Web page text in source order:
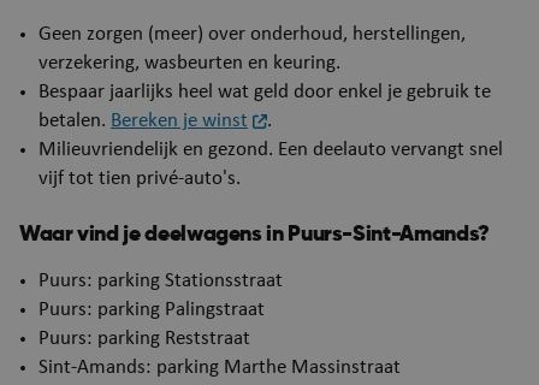
Geen zorgen (meer) over onderhoud, herstellingen,
verzekering, wasbeurten en keuring.
Bespaar jaarlijks heel wat geld door enkel je gebruik te
betalen. Bereken je winst
.
Milieuvriendelijk en gezond. Een deelauto vervangt snel
vijf tot tien privé-auto's.
Waar vind je deelwagens in Puurs-Sint-Amands?
Puurs: parking Stationsstraat
Puurs: parking Palingstraat
Puurs: parking Reststraat
Sint-Amands: parking Marthe Massinstraat